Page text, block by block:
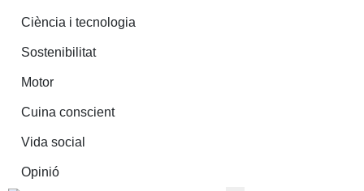
Ciència i tecnologia
Sostenibilitat
Motor
Cuina conscient
Vida social
Opinió